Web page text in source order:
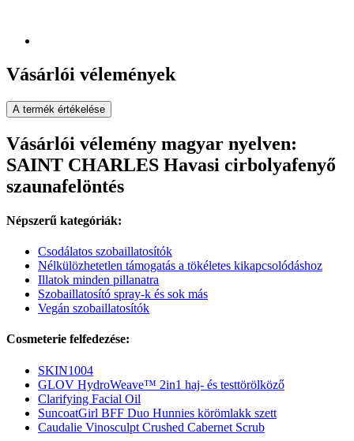
Vásárlói vélemények
A termék értékelése
Vásárlói vélemény magyar nyelven:
SAINT CHARLES Havasi cirbolyafenyő
szaunafelöntés
Népszerű kategóriák:
Csodálatos szobaillatosítók
Nélkülözhetetlen támogatás a tökéletes kikapcsolódáshoz
Illatok minden pillanatra
Szobaillatosító spray-k és sok más
Vegán szobaillatosítók
Cosmeterie felfedezése:
SKIN1004
GLOV HydroWeave™ 2in1 haj- és testtörölköző
Clarifying Facial Oil
SuncoatGirl BFF Duo Hunnies körömlakk szett
Caudalie Vinosculpt Crushed Cabernet Scrub